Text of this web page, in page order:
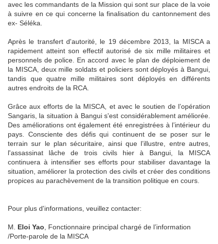
avec les commandants de la Mission qui sont sur place de la voie
à suivre en ce qui concerne la finalisation du cantonnement des
ex- Séléka.
Après le transfert d'autorité, le 19 décembre 2013, la MISCA a
rapidement atteint son effectif autorisé de six mille militaires et
personnels de police. En accord avec le plan de déploiement de
la MISCA, deux mille soldats et policiers sont déployés à Bangui,
tandis que quatre mille militaires sont déployés en différents
autres endroits de la RCA.
Grâce aux efforts de la MISCA, et avec le soutien de l’opération
Sangaris, la situation à Bangui s'est considérablement améliorée.
Des améliorations ont également été enregistrées à l’intérieur du
pays. Consciente des défis qui continuent de se poser sur le
terrain sur le plan sécuritaire, ainsi que l’illustre, entre autres,
l'assassinat lâche de trois civils hier à Bangui, la MISCA
continuera à intensifier ses efforts pour stabiliser davantage la
situation, améliorer la protection des civils et créer des conditions
propices au parachèvement de la transition politique en cours.
Pour plus d'informations, veuillez contacter:
M. Eloi Yao , Fonctionnaire principal chargé de l’information
/Porte-parole de la MISCA